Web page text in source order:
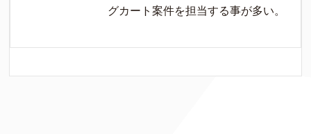
グカート案件を担当する事が多い。